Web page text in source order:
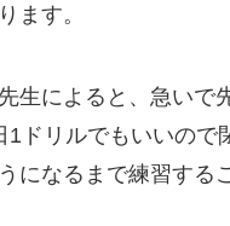
ます。
生によると、急いで
1ドリルでもいいので
になるまで練習する